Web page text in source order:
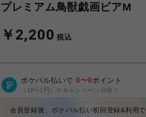
プレミアム鳥獣戯画ビアM
￥2,200 税込
ポケパル払いで 0〜0ポイント
（1P=1円）※キャンペーン分除く
会員登録後、ポケパル払い初回登録&利用で